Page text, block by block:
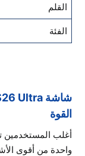
القلم
الفئة
القوة
واحدة من أقوى